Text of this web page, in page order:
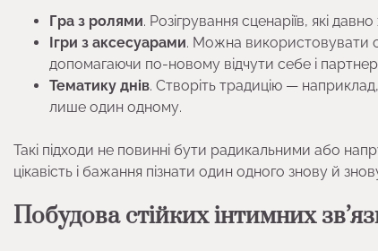
Гра з ролями. Розігрування сценаріїв, які
Ігри з аксесуарами. Можна використовувати
допомагаючи по-новому відчути себе і
Тематику днів. Створіть традицію —
лише один одному.
Такі підходи не повинні бути радикальними або
цікавість і бажання пізнати один одного знову й
Побудова стійких інтимних